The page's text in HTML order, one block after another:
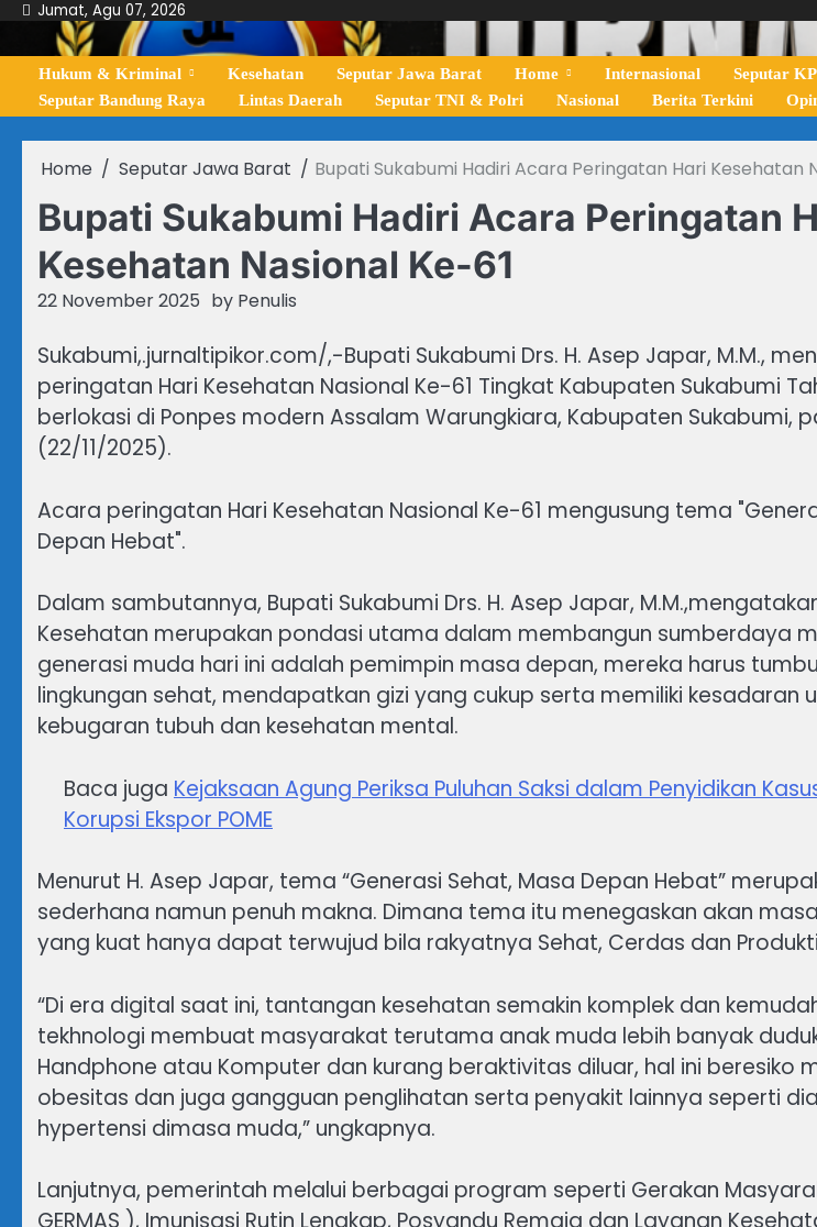
Skip
content
Jumat, Agu 07, 2026
Hukum & Kriminal Kesehatan Seputar Jawa Barat Home Internasional Seputar
Seputar Bandung Raya
Lintas Daerah Seputar TNI & Polri Nasional Berita Terkini
Home Seputar Jawa Barat Bupati Sukabumi Hadiri Acara Peringatan Hari Kesehatan
Bupati Sukabumi Hadiri Acara Peringatan
Kesehatan Nasional Ke-61
22 November 2025 by Penulis
Sukabumi,.jurnaltipikor.com/,-Bupati Sukabumi Drs. H. Asep Japar, M.M.,
peringatan Hari Kesehatan Nasional Ke-61 Tingkat Kabupaten Sukabumi
berlokasi di Ponpes modern Assalam Warungkiara, Kabupaten Sukabumi,
(22/11/2025).
Acara peringatan Hari Kesehatan Nasional Ke-61 mengusung tema
Depan Hebat".
Dalam sambutannya, Bupati Sukabumi Drs. H. Asep Japar,
Kesehatan merupakan pondasi utama dalam membangun sumberdaya
generasi muda hari ini adalah pemimpin masa depan, mereka harus
lingkungan sehat, mendapatkan gizi yang cukup serta memiliki kesadaran
kebugaran tubuh dan kesehatan mental.
Baca juga Kejaksaan Agung Periksa Puluhan Saksi dalam Penyidikan
Korupsi Ekspor POME
Menurut H. Asep Japar, tema “Generasi Sehat, Masa Depan Hebat”
sederhana namun penuh makna. Dimana tema itu menegaskan akan
yang kuat hanya dapat terwujud bila rakyatnya Sehat, Cerdas dan
“Di era digital saat ini, tantangan kesehatan semakin komplek dan
tekhnologi membuat masyarakat terutama anak muda lebih banyak
Handphone atau Komputer dan kurang beraktivitas diluar, hal ini beresiko
obesitas dan juga gangguan penglihatan serta penyakit lainnya seperti
hypertensi dimasa muda,” ungkapnya.
Lanjutnya, pemerintah melalui berbagai program seperti Gerakan